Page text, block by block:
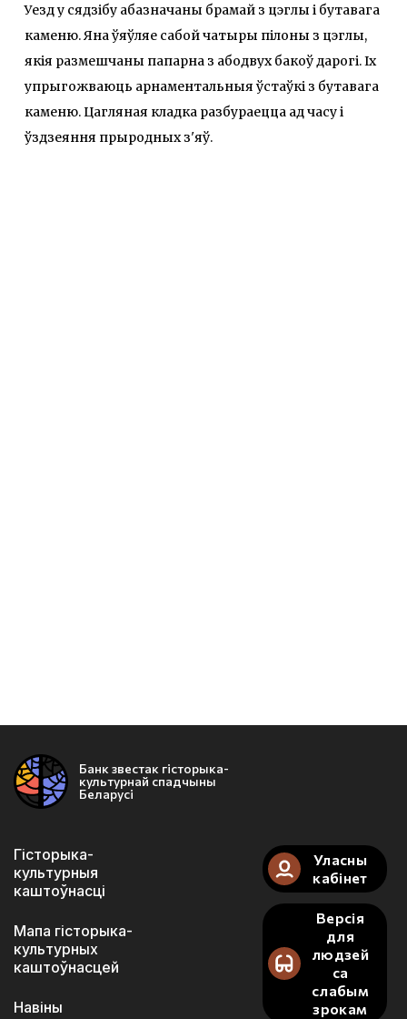
Уезд у сядзібу абазначаны брамай з цэглы і бутавага
каменю. Яна ўяўляе сабой чатыры пілоны з цэглы,
якія размешчаны папарна з абодвух бакоў дарогі. Іх
упрыгожваюць арнаментальныя ўстаўкі з бутавага
каменю. Цагляная кладка разбураецца ад часу і
ўздзеяння прыродных з'яў.
Банк звестак гісторыка-
культурнай спадчыны
Беларусі
Гісторыка-
культурныя
каштоўнасці
Мапа гісторыка-
культурных
каштоўнасцей
Навіны
Уласны
кабінет
Версія
для
людзей
са
слабым
зрокам